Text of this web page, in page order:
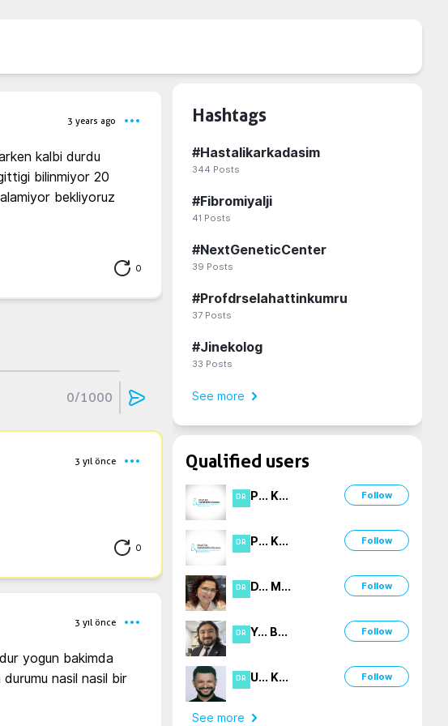
3 years ago
kalbi durdu
bilinmiyor 20
bekliyoruz
0
0/1000
3 yıl önce
0
3 yıl önce
yogun bakimda
nasil nasil bir
Hashtags
#Hastalikarkadasim
344 Posts
#Fibromiyalji
41 Posts
#NextGeneticCenter
39 Posts
#Profdrselahattinkumru
37 Posts
#Jinekolog
33 Posts
See more
Qualified users
DR P... K... Follow
DR P... K... Follow
DR D... M... Follow
DR Y... B... Follow
DR U... K... Follow
See more